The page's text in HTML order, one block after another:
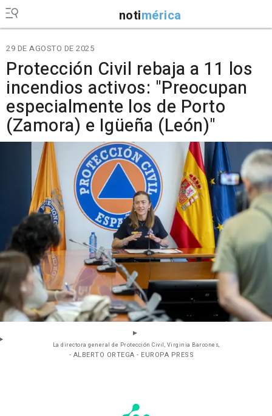
notimérica
29 DE AGOSTO DE 2025
Protección Civil rebaja a 11 los
incendios activos: "Preocupan
especialmente los de Porto
(Zamora) e Igüeña (León)"
La directora general de Protección Civil, Virginia Barcones,
- ALBERTO ORTEGA - EUROPA PRESS